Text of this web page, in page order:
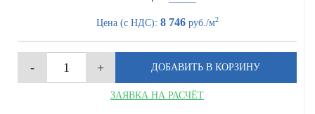
Цена (с НДС): 8 746руб./м2
ЗАЯВКА НА РАСЧЁТ